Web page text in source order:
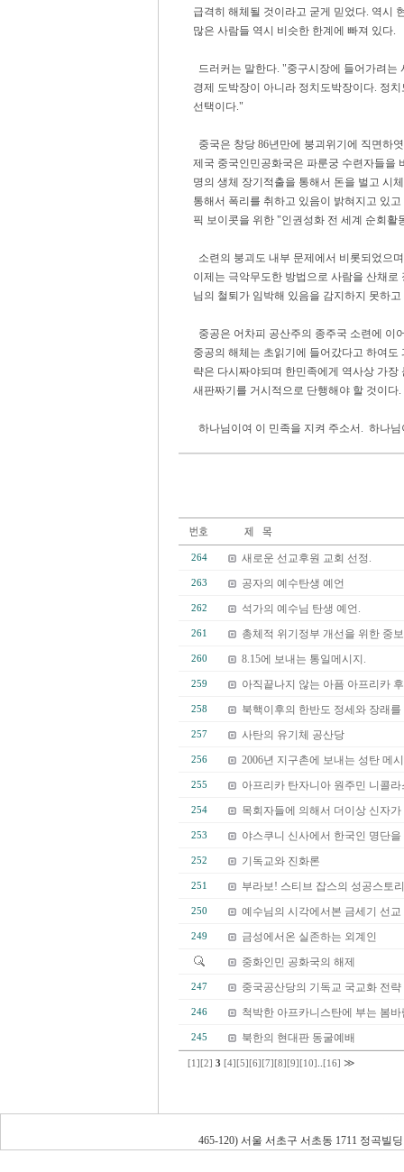
급격히 해체될 것이라고 굳게 믿었다. 역시
많은 사람들 역시 비슷한 한계에 빠져 있다.
드러커는 말한다. "중구시장에 들어가려는
경제 도박장이 아니라 정치도박장이다. 정
선택이다."
중국은 창당 86년만에 붕괴위기에 직면하
제국 중국인민공화국은 파룬궁 수련자들을
명의 생체 장기적출을 통해서 돈을 벌고 시
통해서 폭리를 취하고 있음이 밝혀지고 있
픽 보이콧을 위한 "인권성화 전 세계 순회활
소련의 붕괴도 내부 문제에서 비롯되었으
이제는 극악무도한 방법으로 사람을 산채
님의 철퇴가 임박해 있음을 감지하지 못하
중공은 어차피 공산주의 종주국 소련에 이
중공의 해체는 초읽기에 들어갔다고 하여
략은 다시짜야되며 한민족에게 역사상 가
새판짜기를 거시적으로 단행해야 할 것이다.
하나님이여 이 민족을 지켜 주소서. 하나
264 새로운 선교후원 교회 선정.
263 공자의 예수탄생 예언
262 석가의 예수님 탄생 예언.
261 총체적 위기정부 개선을 위한 중
260 8.15에 보내는 통일메시지.
259 아직끝나지 않는 아픔 아프리카
258 북핵이후의 한반도 정세와 장래를
257 사탄의 유기체 공산당
256 2006년 지구촌에 보내는 성탄 메
255 아프리카 탄자니아 원주민 니콜
254 목회자들에 의해서 더이상 신자
253 야스쿠니 신사에서 한국인 명단
252 기독교와 진화론
251 부라보! 스티브 잡스의 성공스토
250 예수님의 시각에서본 금세기 선교
249
금성에서온 실존하는 외계인
중화인민 공화국의 해제
247 중국공산당의 기독교 국교화 전략
246 척박한 아프카니스탄에 부는 봄
245 북한의 현대판 동굴예배
[1] [2] 3 [4] [5] [6] [7] [8] [9] [10] [16] ≫
465-120) 서울 서초구 서초동 1711 정곡빌